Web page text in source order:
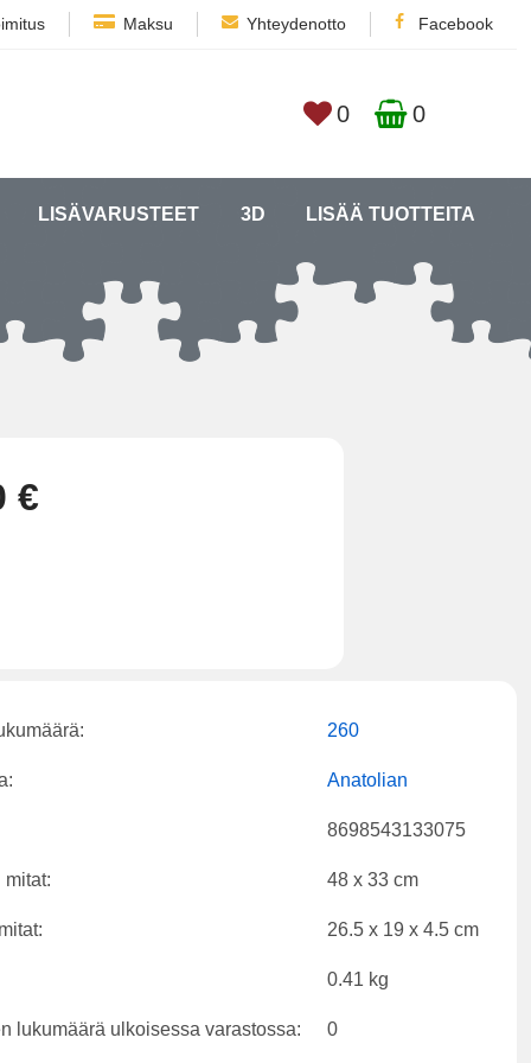
Maksu Yhteydenotto Facebook
0 0
LISÄVARUSTEET 3D LISÄÄ TUOTTEITA
€
260
Anatolian
8698543133075
48 x 33 cm
26.5 x 19 x 4.5 cm
0.41 kg
lukumäärä ulkoisessa varastossa: 0